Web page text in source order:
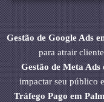
Gestão de Google Ads
para atrair
Gestão de Meta Ads
impactar seu público
Tráfego Pago em